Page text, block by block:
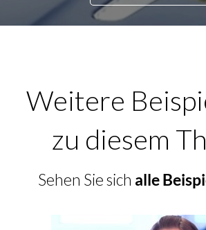
Weitere
zu diesem
Sehen Sie sich alle